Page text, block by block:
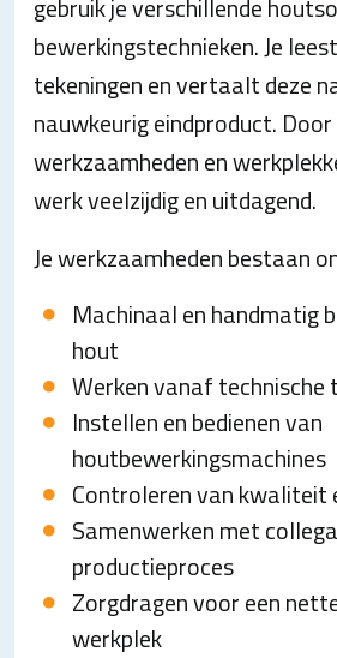
gebruik je verschillende
bewerkingstechnieken. Je
tekeningen en vertaalt deze
nauwkeurig eindproduct.
werkzaamheden en
werk veelzijdig en uitdagend.
Je werkzaamheden bestaan
Machinaal en handmatig
hout
Werken vanaf technische
Instellen en bedienen van
houtbewerkingsmachines
Controleren van kwaliteit
Samenwerken met
productieproces
Zorgdragen voor een
werkplek